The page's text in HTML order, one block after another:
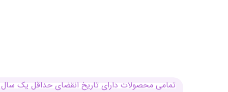
تمامی محصولات دارای تاریخ انقضای حداقل یک